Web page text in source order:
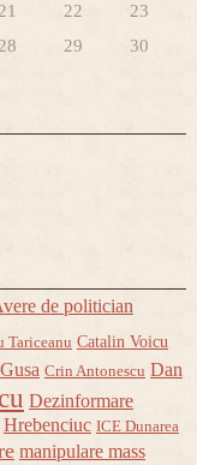
21 22
23
28 29
30
de politician
Tariceanu Catalin Voicu
Crin Antonescu Dan
Dezinformare
Hrebenciuc ICE Dunarea
manipulare mass